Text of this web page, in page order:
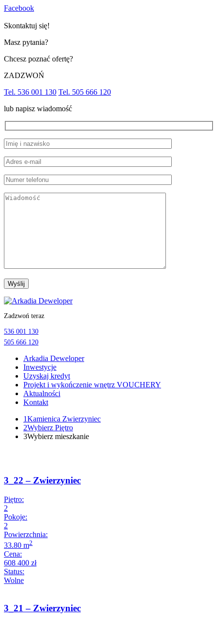
Facebook
Skontaktuj się!
Masz pytania?
Chcesz poznać ofertę?
ZADZWOŃ
Tel. 536 001 130 Tel. 505 666 120
lub napisz wiadomość
Przejdź
treści
Zadzwoń teraz
536 001 130
505 666 120
Arkadia Deweloper
Inwestycje
Uzyskaj kredyt
Projekt i wykończenie wnętrz VOUCHERY
Aktualności
Kontakt
1Kamienica Zwierzyniec
2Wybierz Piętro
3Wybierz mieszkanie
3_22 – Zwierzyniec
Piętro:
2
Pokoje:
2
Powierzchnia:
33.80 m2
Cena:
608 400 zł
Status:
Wolne
3_21 – Zwierzyniec